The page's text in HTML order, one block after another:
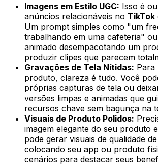
Imagens em Estilo UGC: Isso é
anúncios relacionáveis no TikTok
Um prompt simples como "um
trabalhando em uma cafeteria" ou
animado desempacotando um
produzir clipes que parecem
Gravações de Tela Nítidas: Para
produto, clareza é tudo. Você
próprias capturas de tela ou
versões limpas e animadas que
recursos chave sem bagunça na
Visuais de Produto Polidos:
imagem elegante do seu produto
pode gerar visuais de qualidade
colocando seu app ou produto
cenários para destacar seus